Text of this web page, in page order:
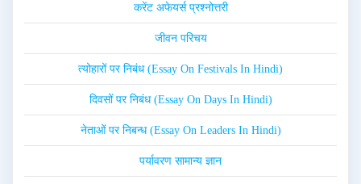
करेंट अफेयर्स प्रश्नोत्तरी
जीवन परिचय
त्योहारों पर निबंध (Essay On Festivals In Hindi)
दिवसों पर निबंध (Essay On Days In Hindi)
नेताओं पर निबन्ध (Essay On Leaders In Hindi)
पर्यावरण सामान्य ज्ञान